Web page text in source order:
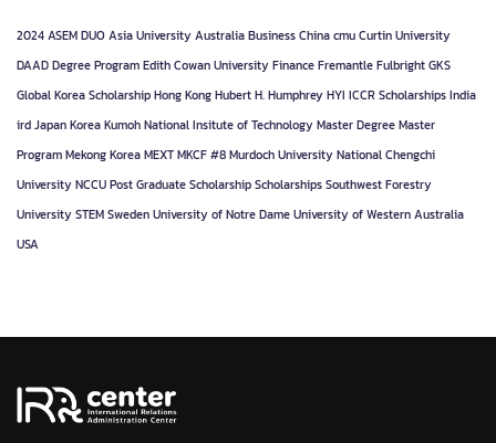
2024ASEM DUOAsia UniversityAustraliaBusinessChinacmuCurtin University
DAADDegree ProgramEdith Cowan UniversityFinanceFremantleFulbrightGKS
Global Korea ScholarshipHong KongHubert H. HumphreyHYI ICCR ScholarshipsIndia
irdJapanKoreaKumoh National Insitute of TechnologyMaster DegreeMaster
ProgramMekong KoreaMEXTMKCF #8Murdoch UniversityNational Chengchi
UniversityNCCUPost GraduateScholarshipScholarshipsSouthwest Forestry
UniversitySTEMSwedenUniversity of Notre DameUniversity of Western Australia
USA